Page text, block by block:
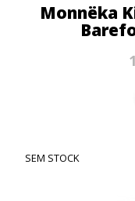
Monnëka
SEM STOCK